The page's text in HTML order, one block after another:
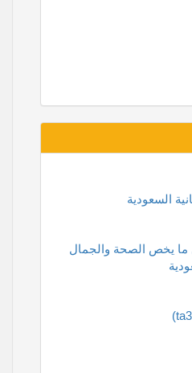
السعودية
يخص الصحة والجمال